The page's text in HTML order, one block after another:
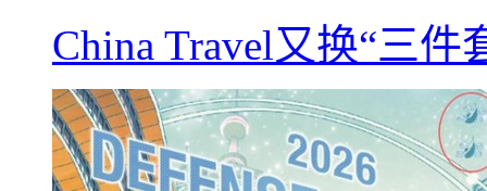
China Travel又换“三